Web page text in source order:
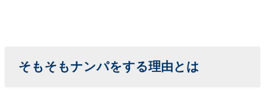
そもそもナンパをする理由とは